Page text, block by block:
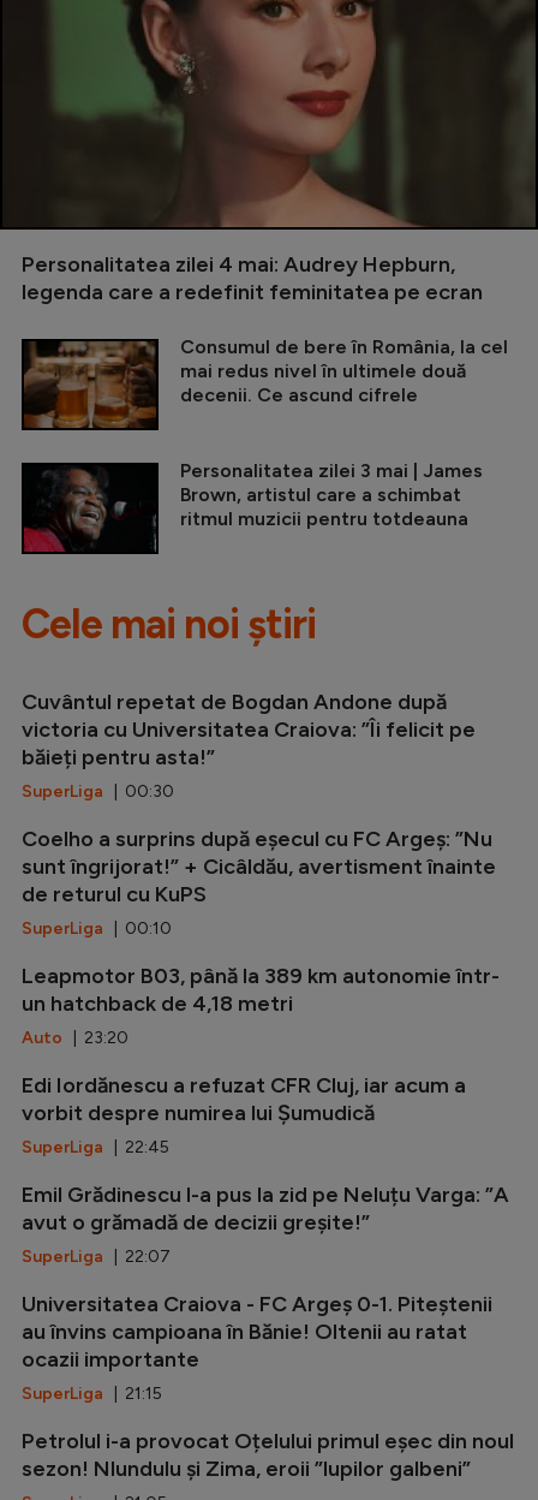
Personalitatea zilei 4 mai: Audrey Hepburn,
legenda care a redefinit feminitatea pe ecran
Consumul de bere în România, la cel
mai redus nivel în ultimele două
decenii. Ce ascund cifrele
Personalitatea zilei 3 mai | James
Brown, artistul care a schimbat
ritmul muzicii pentru totdeauna
Cele mai noi știri
Cuvântul repetat de Bogdan Andone după
victoria cu Universitatea Craiova: ”Îi felicit pe
băieți pentru asta!”
SuperLiga | 00:30
Coelho a surprins după eșecul cu FC Argeș: ”Nu
sunt îngrijorat!” + Cicâldău, avertisment înainte
de returul cu KuPS
SuperLiga | 00:10
Leapmotor B03, până la 389 km autonomie într-
un hatchback de 4,18 metri
Auto | 23:20
Edi Iordănescu a refuzat CFR Cluj, iar acum a
vorbit despre numirea lui Șumudică
SuperLiga | 22:45
Emil Grădinescu l-a pus la zid pe Neluțu Varga: ”A
avut o grămadă de decizii greșite!”
SuperLiga | 22:07
Universitatea Craiova - FC Argeș 0-1. Piteștenii
au învins campioana în Bănie! Oltenii au ratat
ocazii importante
SuperLiga | 21:15
Petrolul i-a provocat Oțelului primul eșec din noul
sezon! Nlundulu și Zima, eroii ”lupilor galbeni”